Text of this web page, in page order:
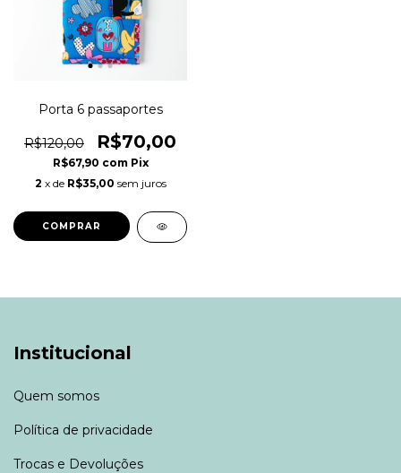
Porta 6 passaportes
R$120,00 R$70,00
R$67,90 com Pix
2 x de R$35,00 sem juros
COMPRAR
Institucional
Quem somos
Política de privacidade
Trocas e Devoluções